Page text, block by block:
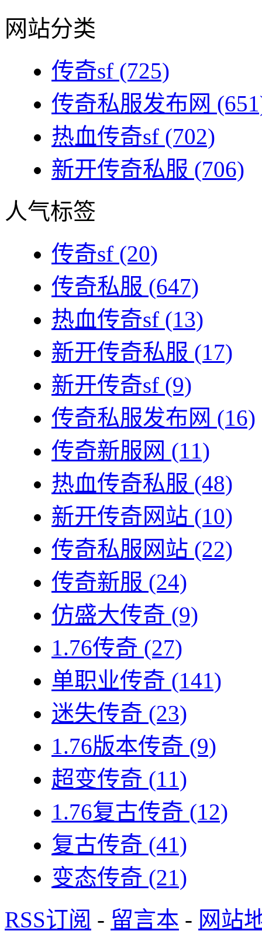
网站分类
传奇sf (725)
传奇私服发布网
热血传奇sf (702)
新开传奇私服 (706)
人气标签
传奇sf (20)
传奇私服 (647)
热血传奇sf (13)
新开传奇私服 (17)
新开传奇sf (9)
传奇私服发布网 (16)
传奇新服网 (11)
热血传奇私服 (48)
新开传奇网站 (10)
传奇私服网站 (22)
传奇新服 (24)
仿盛大传奇 (9)
1.76传奇 (27)
单职业传奇 (141)
迷失传奇 (23)
1.76版本传奇 (9)
超变传奇 (11)
1.76复古传奇 (12)
复古传奇 (41)
变态传奇 (21)
RSS订阅 - 留言本 - 网站